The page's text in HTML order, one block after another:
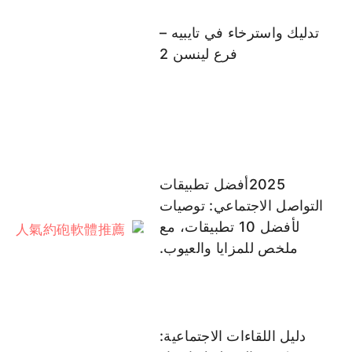
تدليك واسترخاء في تايبيه –
فرع لينسن 2
2025أفضل تطبيقات
التواصل الاجتماعي: توصيات
لأفضل 10 تطبيقات، مع
ملخص للمزايا والعيوب.
دليل اللقاءات الاجتماعية: